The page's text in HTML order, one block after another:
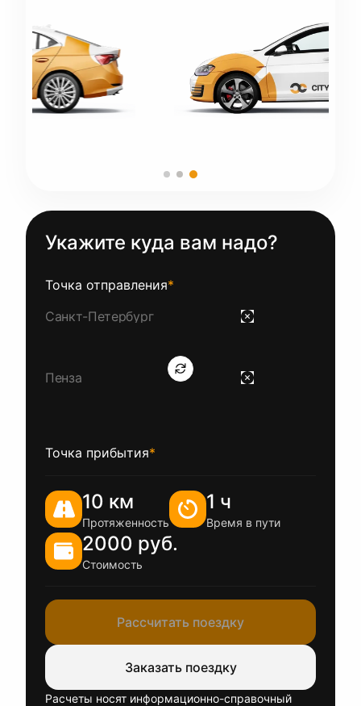
Укажите куда вам надо?
Точка отправления*
Точка прибытия*
10 км
Протяженность
1 ч
Время в пути
2000 руб.
Стоимость
Рассчитать поездку
Заказать поездку
Расчеты носят информационно-справочный